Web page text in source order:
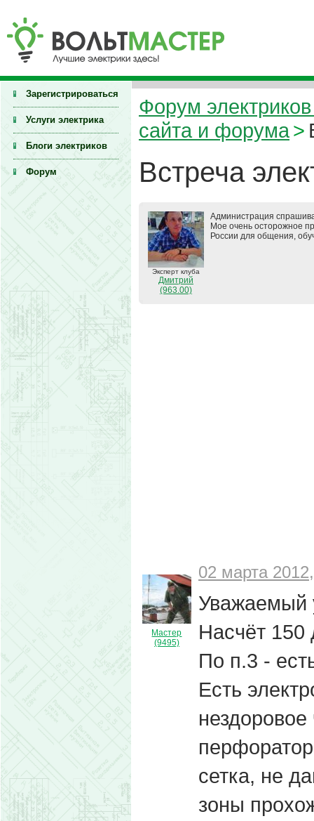
Зарегистрироваться
Услуги электрика
Блоги электриков
Форум
Форум электриков
сайта и форума>
Встреча
Эксперт клуба
Дмитрий
(963.00)
Администрация
Мое очень осторожное
России для общения,
Мастер
(9495)
02 марта
Уважаемый
Насчёт
По п.3 -
Есть
нездоровое
сетка, не
зоны